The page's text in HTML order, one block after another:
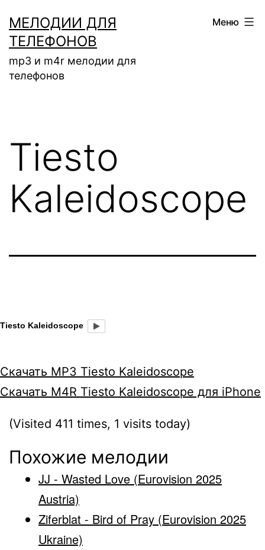
содержимому
МЕЛОДИИ ДЛЯ
ТЕЛЕФОНОВ
mp3 и m4r мелодии для
телефонов
Меню
Tiesto
Kaleidoscope
Tiesto Kaleidoscope
Скачать MP3 Tiesto Kaleidoscope
Скачать M4R Tiesto Kaleidoscope для iPhone
(Visited 411 times, 1 visits today)
Похожие мелодии
JJ - Wasted Love (Eurovision 2025
Austria)
Ziferblat - Bird of Pray (Eurovision 2025
Ukraine)